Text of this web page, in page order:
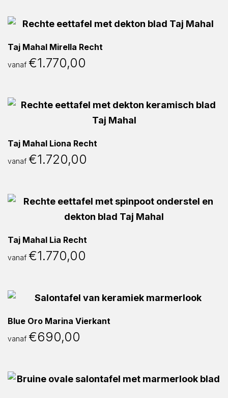
Taj Mahal Mirella Recht
vanaf €1.770,00
Taj Mahal Liona Recht
vanaf €1.720,00
Taj Mahal Lia Recht
vanaf €1.770,00
Blue Oro Marina Vierkant
vanaf €690,00